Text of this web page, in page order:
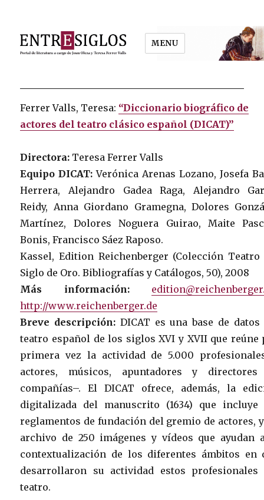
MENU
Ferrer Valls, Teresa: “Diccionario biográfico de
actores del teatro clásico español (DICAT)”
Directora: Teresa Ferrer Valls
Equipo DICAT: Verónica Arenas Lozano, Josefa
Herrera, Alejandro Gadea Raga, Alejandro
Reidy, Anna Giordano Gramegna, Dolores
Martínez, Dolores Noguera Guirao, Maite
Bonis, Francisco Sáez Raposo.
Kassel, Edition Reichenberger (Colección Teatro
Siglo de Oro. Bibliografías y Catálogos, 50), 2008
Más información:
http://www.reichenberger.de
Breve descripción: DICAT es una base de datos
teatro español de los siglos XVI y XVII que reúne
primera vez la actividad de 5.000
actores, músicos, apuntadores y directores
compañías–. El DICAT ofrece, además, la
digitalizada del manuscrito (1634) que incluye
reglamentos de fundación del gremio de actores,
archivo de 250 imágenes y vídeos que ayudan
contextualización de los diferentes ámbitos en
desarrollaron su actividad estos profesionales
teatro.